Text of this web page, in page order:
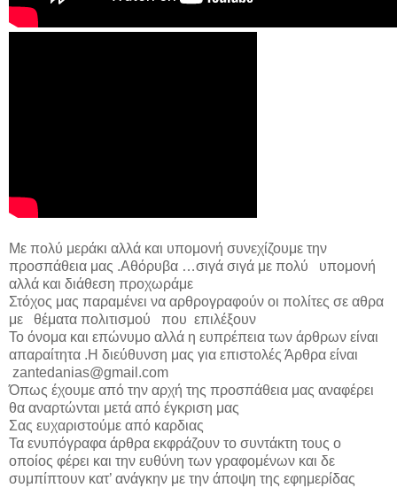
Με πολύ μεράκι αλλά και υπομονή συνεχίζουμε την
προσπάθεια μας .Αθόρυβα …σιγά σιγά με πολύ υπομονή
αλλά και διάθεση προχωράμε
Στόχος μας παραμένει να αρθρογραφούν οι πολίτες σε αθρα
με θέματα πολιτισμού που επιλέξουν
Το όνομα και επώνυμο αλλά η ευπρέπεια των άρθρων είναι
απαραίτητα .Η διεύθυνση μας για επιστολές Άρθρα είναι
zantedanias@gmail.com
Όπως έχουμε από την αρχή της προσπάθεια μας αναφέρει
θα αναρτώνται μετά από έγκριση μας
Σας ευχαριστούμε από καρδιας
Τα ενυπόγραφα άρθρα εκφράζουν το συντάκτη τους ο
οποίος φέρει και την ευθύνη των γραφομένων και δε
συμπίπτουν κατ’ ανάγκην με την άποψη της εφημερίδας